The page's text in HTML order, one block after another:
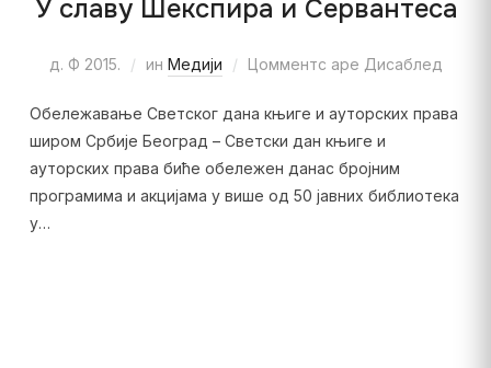
У славу Шекспира и Сервантеса
д. Ф 2015. ин Медији Цомментс аре Дисаблед
Обележавање Светског дана књиге и ауторских права
широм Србије Београд – Светски дан књиге и
ауторских права биће обележен данас бројним
програмима и акцијама у више од 50 јавних библиотека
у…